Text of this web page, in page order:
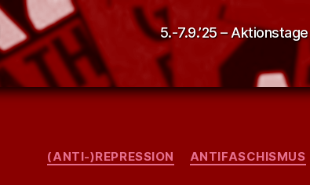
5.-7.9.’25 –
Kategorien
(ANTI-)REPRESSION ANTIFASCHISMUS